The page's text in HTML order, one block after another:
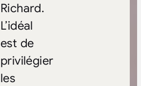
Richard.
L’idéal
est de
privilégier
les